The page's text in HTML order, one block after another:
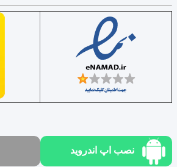
نصب اپ اندروید